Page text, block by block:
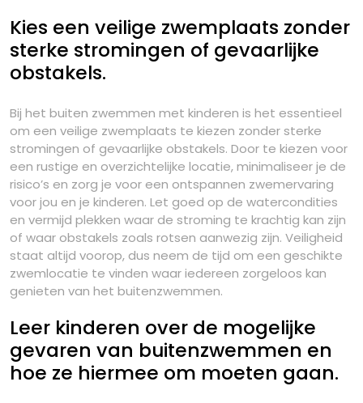
Kies een veilige zwemplaats zonder
sterke stromingen of gevaarlijke
obstakels.
Bij het buiten zwemmen met kinderen is het essentieel
om een veilige zwemplaats te kiezen zonder sterke
stromingen of gevaarlijke obstakels. Door te kiezen voor
een rustige en overzichtelijke locatie, minimaliseer je de
risico’s en zorg je voor een ontspannen zwemervaring
voor jou en je kinderen. Let goed op de watercondities
en vermijd plekken waar de stroming te krachtig kan zijn
of waar obstakels zoals rotsen aanwezig zijn. Veiligheid
staat altijd voorop, dus neem de tijd om een geschikte
zwemlocatie te vinden waar iedereen zorgeloos kan
genieten van het buitenzwemmen.
Leer kinderen over de mogelijke
gevaren van buitenzwemmen en
hoe ze hiermee om moeten gaan.